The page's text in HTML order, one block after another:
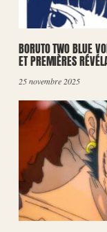
BORUTO TWO BLUE
ET PREMIÈRES
25 novembre 2025